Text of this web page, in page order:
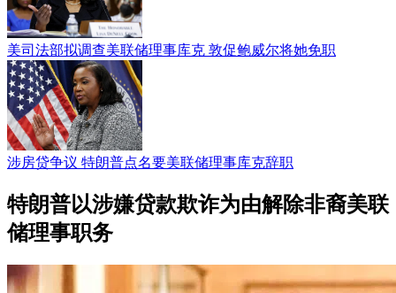
美司法部拟调查美联储理事库克 敦促鲍威尔将她免职
涉房贷争议 特朗普点名要美联储理事库克辞职
特朗普以涉嫌贷款欺诈为由解除非裔美联
储理事职务